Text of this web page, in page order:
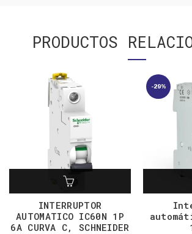
PRODUCTOS
INTERRUPTOR
AUTOMATICO IC60N 1P
6A CURVA C, SCHNEIDER
-29%